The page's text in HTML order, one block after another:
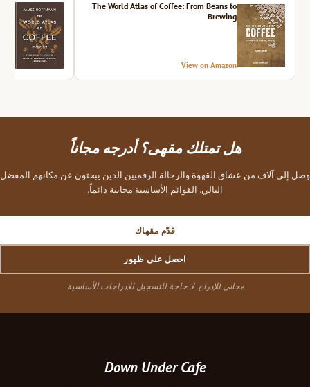
The World Atlas of Coffee: From Beans to
Brewing
View on Amazon
هل تمتلك مقهى؟ أدرجه مجاناً
وصل إلى آلاف من عشاق القهوة والرحالة الرقميين الذين يبحثون عن مكانهم المفضل
التالي. القوائم الأساسية مجانية دائماً.
قدّم مقهاك
احصل على ظهور
مجاني للإدراج. لا حاجة للتسجيل للإدراجات الأساسية.
Down Under Cafe